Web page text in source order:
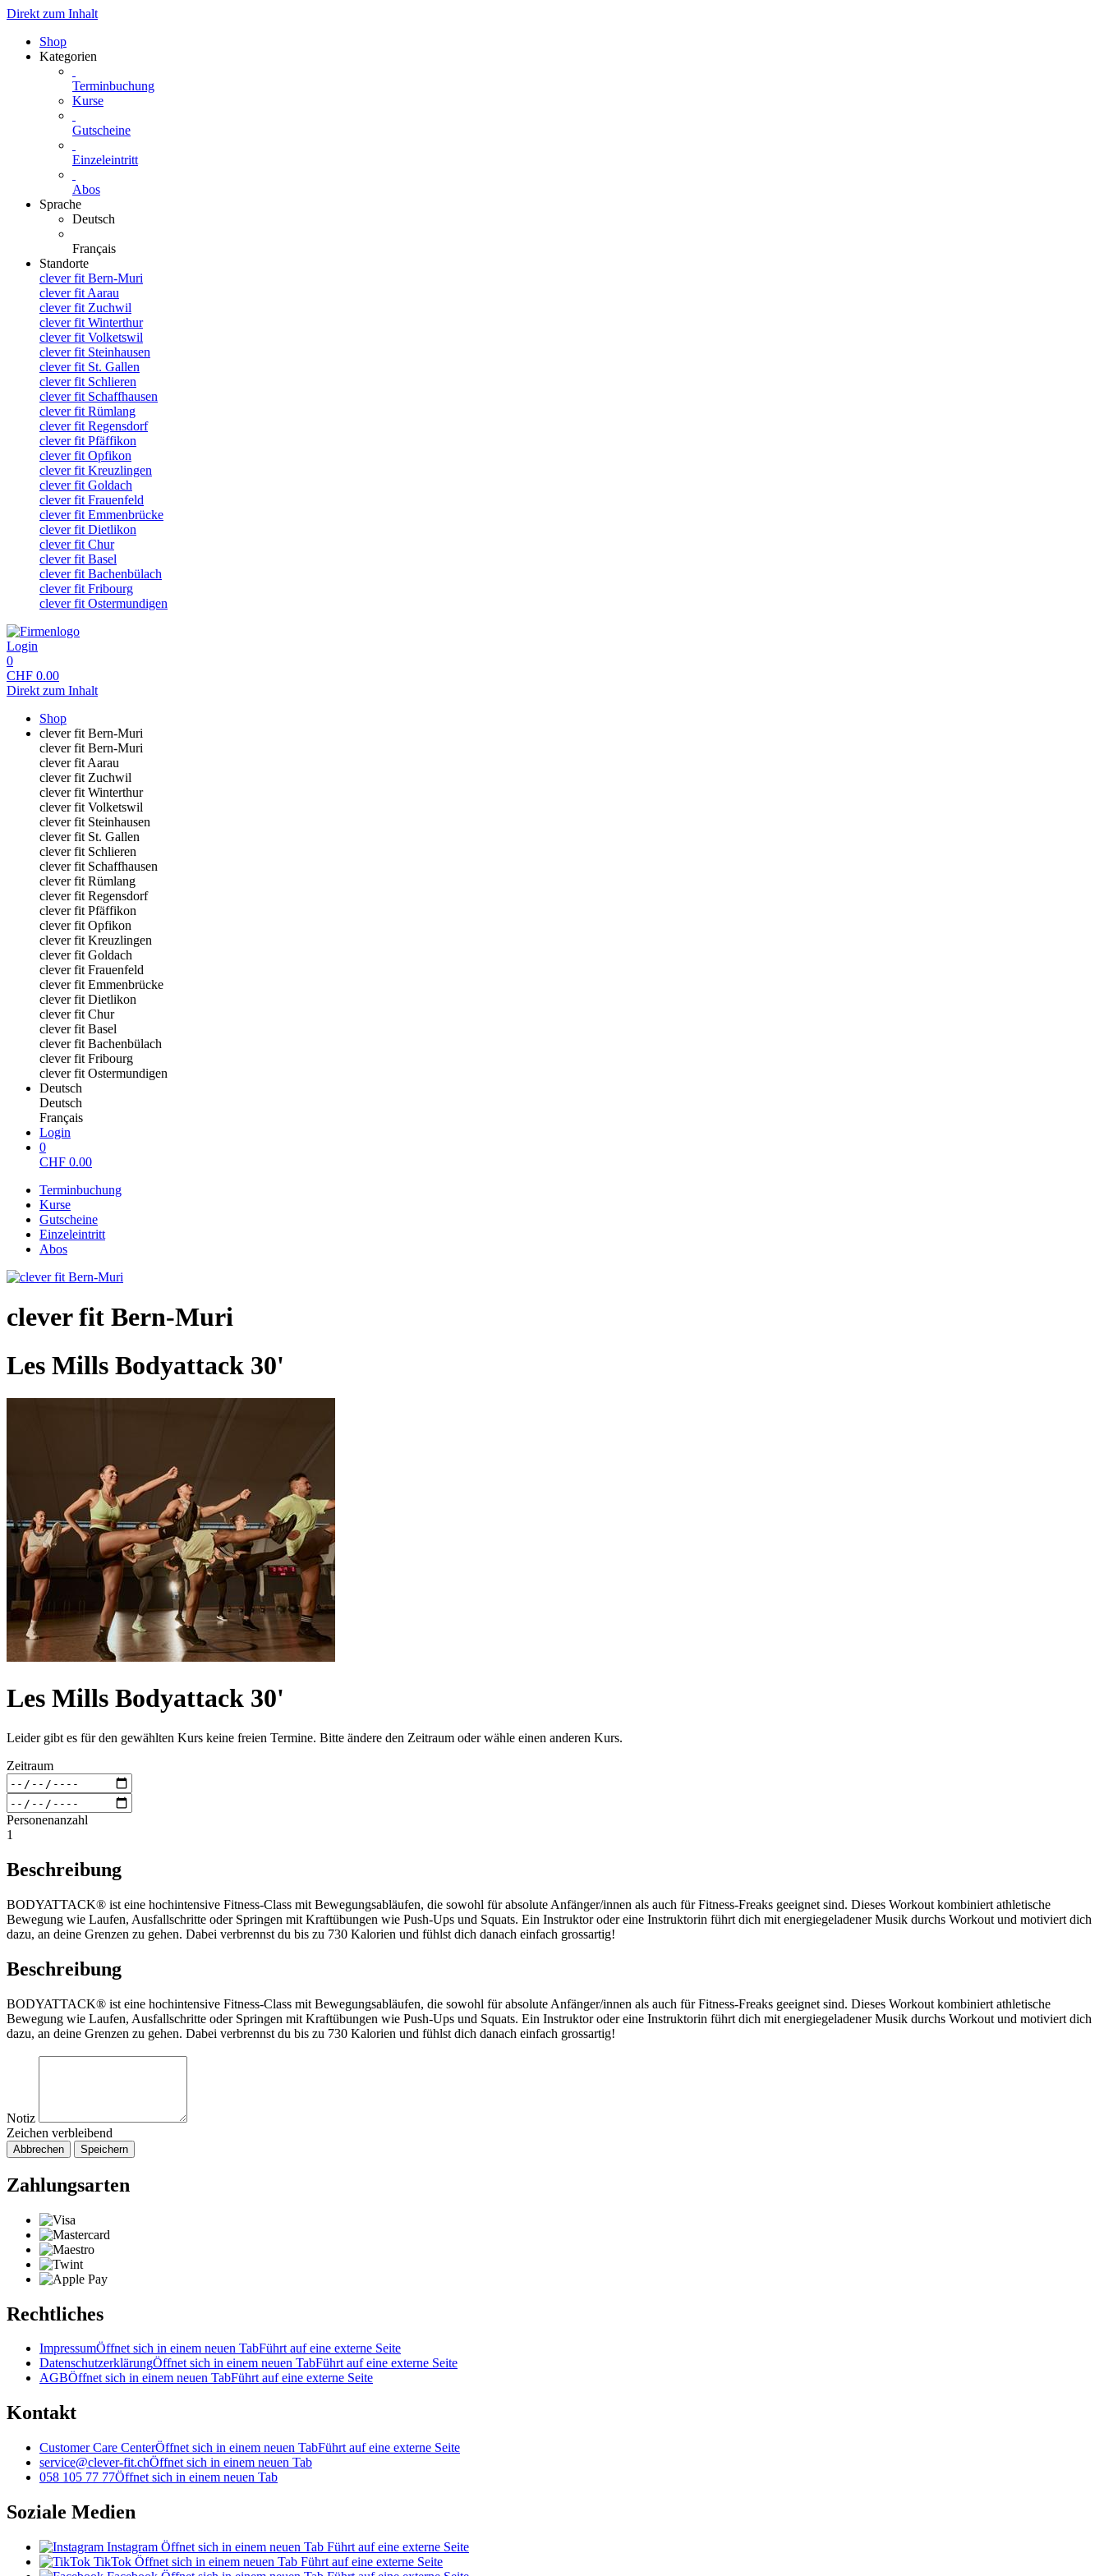
Direkt zum Inhalt
Shop
Kategorien
Terminbuchung
Kurse
Gutscheine
Einzeleintritt
Abos
Sprache
Deutsch
Français
Standorte
clever fit Bern-Muri
clever fit Aarau
clever fit Zuchwil
clever fit Winterthur
clever fit Volketswil
clever fit Steinhausen
clever fit St. Gallen
clever fit Schlieren
clever fit Schaffhausen
clever fit Rümlang
clever fit Regensdorf
clever fit Pfäffikon
clever fit Opfikon
clever fit Kreuzlingen
clever fit Goldach
clever fit Frauenfeld
clever fit Emmenbrücke
clever fit Dietlikon
clever fit Chur
clever fit Basel
clever fit Bachenbülach
clever fit Fribourg
clever fit Ostermundigen
Login
0
CHF 0.00
Direkt zum Inhalt
Shop
clever fit Bern-Muri
clever fit Bern-Muri
clever fit Aarau
clever fit Zuchwil
clever fit Winterthur
clever fit Volketswil
clever fit Steinhausen
clever fit St. Gallen
clever fit Schlieren
clever fit Schaffhausen
clever fit Rümlang
clever fit Regensdorf
clever fit Pfäffikon
clever fit Opfikon
clever fit Kreuzlingen
clever fit Goldach
clever fit Frauenfeld
clever fit Emmenbrücke
clever fit Dietlikon
clever fit Chur
clever fit Basel
clever fit Bachenbülach
clever fit Fribourg
clever fit Ostermundigen
Deutsch
Deutsch
Français
Login
0
CHF 0.00
Terminbuchung
Kurse
Gutscheine
Einzeleintritt
Abos
clever fit Bern-Muri
Les Mills Bodyattack 30'
Les Mills Bodyattack 30'
Leider gibt es für den gewählten Kurs keine freien Termine. Bitte ändere den Zeitraum oder wähle einen anderen Kurs.
Zeitraum
Personenanzahl
1
Beschreibung
BODYATTACK® ist eine hochintensive Fitness-Class mit Bewegungsabläufen, die sowohl für absolute Anfänger/innen als auch für Fitness-Freaks geeignet sind. Dieses Workout kombiniert athletische
Bewegung wie Laufen, Ausfallschritte oder Springen mit Kraftübungen wie Push-Ups und Squats. Ein Instruktor oder eine Instruktorin führt dich mit energiegeladener Musik durchs Workout und motiviert dich
dazu, an deine Grenzen zu gehen. Dabei verbrennst du bis zu 730 Kalorien und fühlst dich danach einfach grossartig!
Beschreibung
BODYATTACK® ist eine hochintensive Fitness-Class mit Bewegungsabläufen, die sowohl für absolute Anfänger/innen als auch für Fitness-Freaks geeignet sind. Dieses Workout kombiniert athletische
Bewegung wie Laufen, Ausfallschritte oder Springen mit Kraftübungen wie Push-Ups und Squats. Ein Instruktor oder eine Instruktorin führt dich mit energiegeladener Musik durchs Workout und motiviert dich
dazu, an deine Grenzen zu gehen. Dabei verbrennst du bis zu 730 Kalorien und fühlst dich danach einfach grossartig!
Notiz
Zeichen verbleibend
Abbrechen Speichern
Zahlungsarten
Rechtliches
ImpressumÖffnet sich in einem neuen TabFührt auf eine externe Seite
DatenschutzerklärungÖffnet sich in einem neuen TabFührt auf eine externe Seite
AGBÖffnet sich in einem neuen TabFührt auf eine externe Seite
Kontakt
Customer Care CenterÖffnet sich in einem neuen TabFührt auf eine externe Seite
service@clever-fit.chÖffnet sich in einem neuen Tab
058 105 77 77Öffnet sich in einem neuen Tab
Soziale Medien
Instagram Öffnet sich in einem neuen Tab Führt auf eine externe Seite
TikTok Öffnet sich in einem neuen Tab Führt auf eine externe Seite